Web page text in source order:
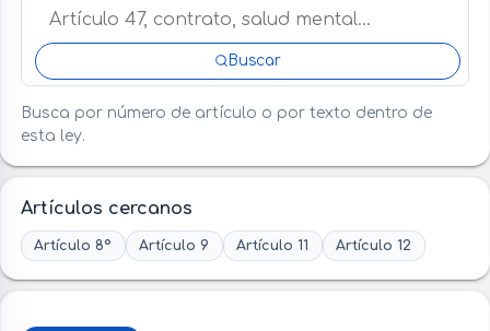
Buscar
Busca por número de artículo o por texto dentro de
esta ley.
Artículos cercanos
Artículo 8º Artículo 9 Artículo 11 Artículo 12